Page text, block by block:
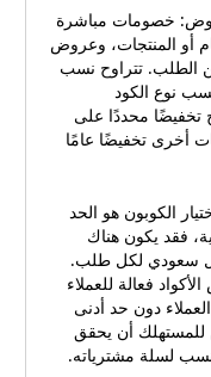
خصومات مباشرة
أو المنتجات، وعروض
الطلب. تتراوح نسب
عادة بين 7% و10% بحسب نوع الكود
تخفيضًا محددًا على
أخرى تخفيضًا عامًا
الكوبون هو الحد
فقد يكون هناك
بالمبلغ النقدي مثل 100 ريال سعودي لكل طلب.
فعالة للعملاء
دون حد أدنى
للمستهلك أن يحقق
لسلة مشترياته.